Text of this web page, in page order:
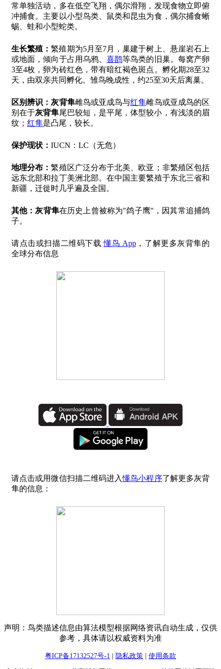
常单独活动，多在低空飞翔，偶尔滑翔，发现食物立即俯
冲捕食。主要以小型鸟类、鼠类和昆虫为食，偶尔捕食蜥
蜴、蛙和小型蛇类。
生长繁殖：繁殖期为5月至7月，巢建于树上、悬崖岩石上
或地面，倾向于占用乌鸦、 喜鹊等鸟类的旧巢。每窝产卵
3至4枚，卵为砖红色，带有暗红褐色斑点。孵化期28至32
天，由双亲共同孵化。雏鸟晚成性，约25至30天后离巢。
区别辨识： 灰背隼雌鸟或亚成鸟与红隼雌鸟或亚成鸟的区
别在于灰背隼尾巴较短，是平尾，体型较小，有浅淡的眉
纹； 红隼是凸尾，较长。
保护现状： IUCN：LC（无危）
地理分布：繁殖区广泛分布于北美、欧亚；非繁殖区包括
远东北部和拉丁美洲北部。在中国主要繁殖于东北三省和
新疆，迁徙时几乎遍及全国。
其他： 灰背隼在历史上曾被称为"鸽子鹰"，因其常追捕鸽
子。
请点击或扫描二维码下载懂鸟 App，了解更多灰背隼的
全球分布信息
请点击或用微信扫描二维码进入懂鸟小程序了解更多灰背
隼的信息：
声明：鸟类描述信息由算法模型根据网络资讯自动生成，仅供
参考，具体请以权威资料为准
粤ICP备17132527号-1 隐私政策 使用条款